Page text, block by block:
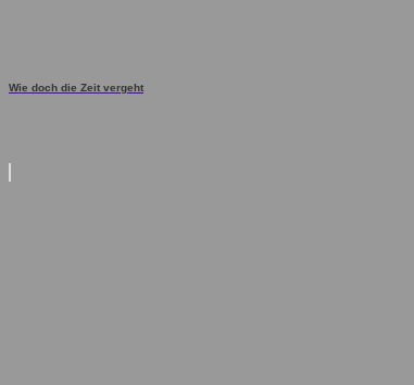
Wie doch die Zeit vergeht